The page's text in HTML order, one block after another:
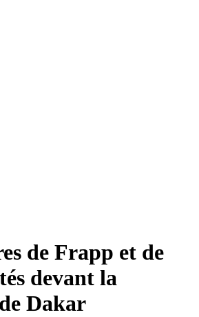
de Frapp et de
devant la
Dakar